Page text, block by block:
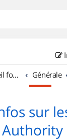
Accueil forum Générale
sur